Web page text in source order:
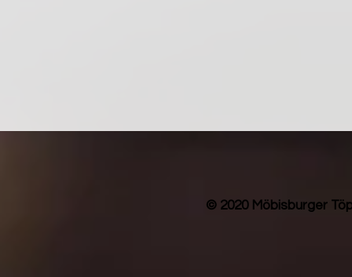
© 2020 Möbisburger